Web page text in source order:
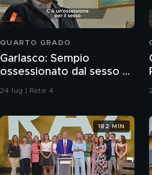
QUARTO GRADO
Garlasco: Sempio
ossessionato dal sesso o
ragazzo rispettoso?
24 lug | Rete 4
182 MIN